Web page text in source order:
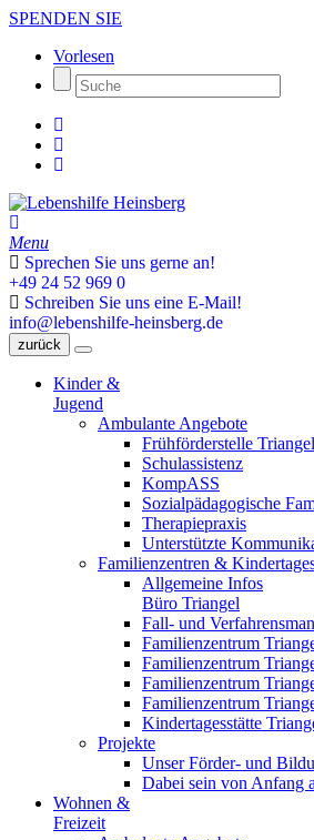
SPENDEN SIE
Vorlesen
Menu
Sprechen Sie uns gerne an!
+49 24 52 969 0
Schreiben Sie uns eine E-Mail!
info@lebenshilfe-heinsberg.de
zurück
Kinder &
Jugend
Ambulante Angebote
Frühförderstelle Triangel
Schulassistenz
KompASS
Sozialpädagogische
Therapiepraxis
Unterstützte
Familienzentren &
Allgemeine Infos
Büro Triangel
Fall- und
Familienzentrum
Familienzentrum
Familienzentrum
Familienzentrum
Kindertagesstätte
Projekte
Unser Förder- und
Dabei sein von Anfang
Wohnen &
Freizeit